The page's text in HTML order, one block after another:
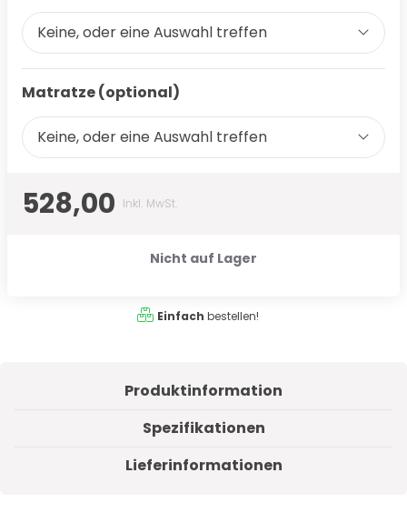
Keine, oder eine Auswahl treffen
Matratze (optional)
Keine, oder eine Auswahl treffen
528,00 Inkl. MwSt.
Nicht auf Lager
Einfach bestellen!
Produktinformation
Spezifikationen
Lieferinformationen